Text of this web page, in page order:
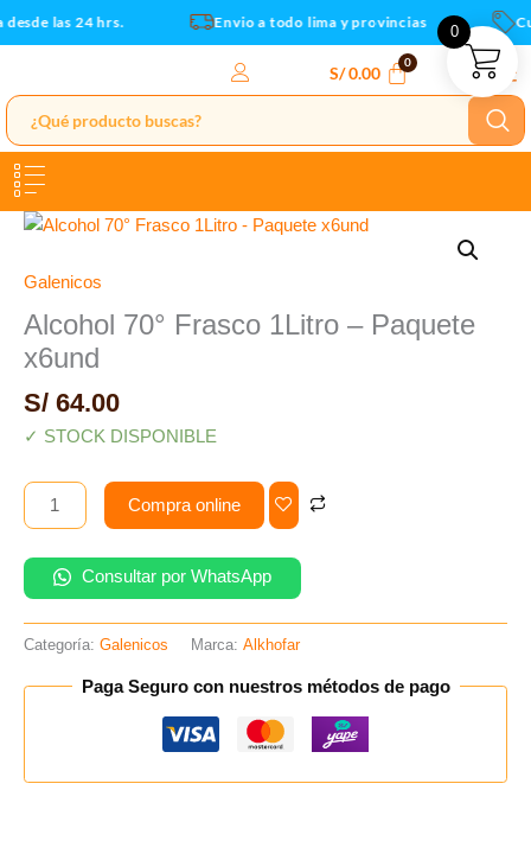
al
las 24 hrs. Envio a todo lima y provincias
S/0.00
Galenicos
Alcohol 70° Frasco 1Litro – Paquete
x6und
S/ 64.00
✓ STOCK DISPONIBLE
Alcohol
Frasco
-
Paquete
x6und
Compra online
Consultar por WhatsApp
Categoría: Galenicos Marca: Alkhofar
Paga Seguro con nuestros métodos de pago
0
x6und